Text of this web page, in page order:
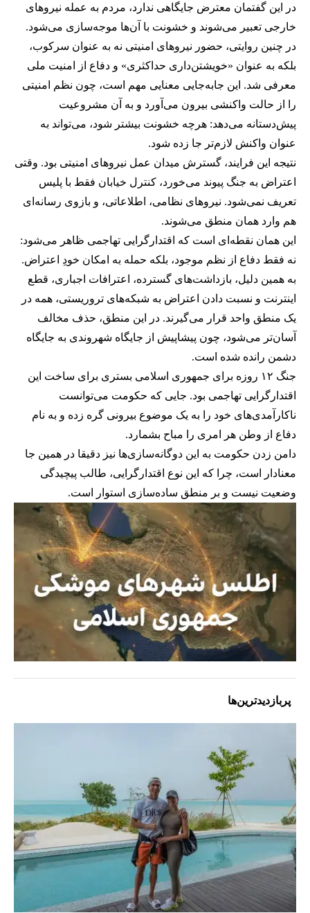
در این گفتمان معترض جایگاهی ندارد، مردم به عمله نیروهای
خارجی تعبیر می‌شوند و خشونت با آن‌ها موجه‌سازی می‌شود.
در چنین روایتی، حضور نیروهای امنیتی نه به عنوان سرکوب،
بلکه به عنوان «خویشتن‌داری حداکثری» و دفاع از امنیت ملی
معرفی شد. این جابه‌جایی معنایی مهم است، چون نظم امنیتی
را از حالت واکنشی بیرون می‌آورد و به آن مشروعیت
پیش‌دستانه می‌دهد: هرچه خشونت بیشتر شود، می‌تواند به
عنوان واکنش لازم‌تر جا زده شود.
نتیجه این فرایند، گسترش میدان عمل نیروهای امنیتی بود. وقتی
اعتراض به جنگ پیوند می‌خورد، کنترل خیابان فقط با پلیس
تعریف نمی‌شود. نیروهای نظامی، اطلاعاتی، و بازوی رسانه‌ای
هم وارد همان منطق می‌شوند.
این همان نقطه‌ای است که اقتدارگرایی تهاجمی ظاهر می‌شود:
نه فقط دفاع از نظم موجود، بلکه حمله به امکان خودِ اعتراض.
به همین دلیل، بازداشت‌های گسترده، اعترافات اجباری، قطع
اینترنت و نسبت دادن اعتراض به شبکه‌های تروریستی، همه در
یک منطق واحد قرار می‌گیرند. در این منطق، حذف مخالف
آسان‌تر می‌شود، چون پیشاپیش از جایگاه شهروندی به جایگاه
دشمن رانده شده است.
جنگ ۱۲ روزه برای جمهوری اسلامی بستری برای ساخت این
اقتدارگرایی تهاجمی بود. جایی که حکومت می‌توانست
ناکارآمدی‌های خود را به یک موضوع بیرونی گره زده و به نام
دفاع از وطن هر امری را مباح بشمارد.
دامن زدن حکومت به این دوگانه‌سازی‌ها نیز دقیقا در همین جا
معنادار است، چرا که این نوع اقتدارگرایی، طالب پیچیدگی
وضعیت نیست و بر منطق ساده‌سازی استوار است.
پربازدیدترین‌ها